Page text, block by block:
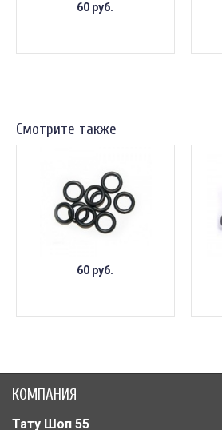
60 руб.
Смотрите также
60 руб.
КОМПАНИЯ
Тату Шоп 55